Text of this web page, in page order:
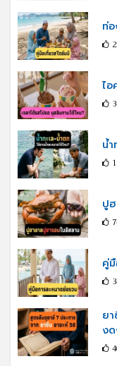
ท่
ไอ
น้ำ
ปู
คู่
ย
ง